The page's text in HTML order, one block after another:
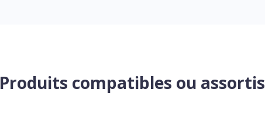
Produits compatibles ou assortis